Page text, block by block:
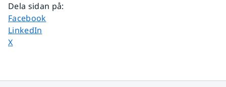
Dela sidan på:
Dela sidan på
Facebook
Dela sidan på
LinkedIn
Dela sidan på
X